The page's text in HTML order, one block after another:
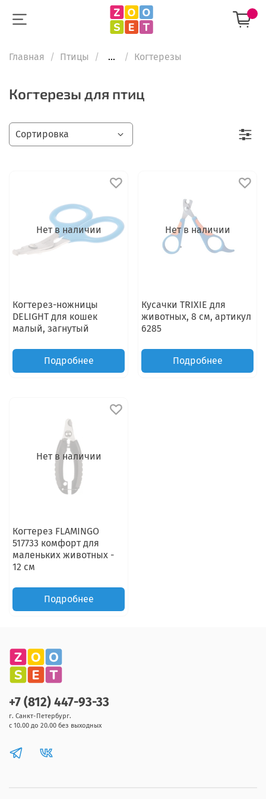
Главная Птицы ... Когтерезы
Когтерезы для птиц
Нет в наличии
Когтерез-ножницы
DELIGHT для кошек
малый, загнутый
Подробнее
Нет в наличии
Кусачки TRIXIE для
животных, 8 см, артикул
6285
Подробнее
Нет в наличии
Когтерез FLAMINGO
517733 комфорт для
маленьких животных -
12 см
Подробнее
+7 (812) 447-93-33
г. Санкт-Петербург.
с 10.00 до 20.00 без выходных